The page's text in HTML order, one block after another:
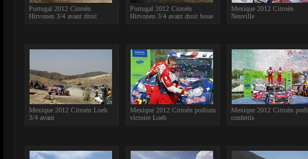
Portugal 2012 Citroën
Hirvonen 3/4 avant droit
Portugal 2012 Citroën
Hirvonen 3/4 avant droit boue
Mexique 2012 Citroën
Neuville
Mexique 2012 Citroën Loeb
3/4 avant
Mexique 2012 Citroën podium
victoire Loeb
Mexique 2012 Citroën
confettis